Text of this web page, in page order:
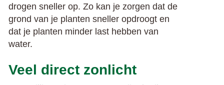
drogen sneller op. Zo kan je zorgen dat de
grond van je planten sneller opdroogt en
dat je planten minder last hebben van
water.
Veel direct zonlicht